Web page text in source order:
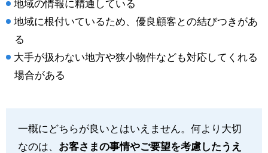
地域の情報に精通している
地域に根付いているため、優良顧客との結びつきがあ
る
大手が扱わない地方や狭小物件なども対応してくれる
場合がある
一概にどちらが良いとはいえません。何より大切
なのは、 お客さまの事情やご要望を考慮したうえ